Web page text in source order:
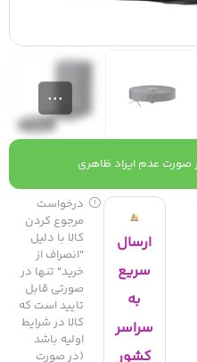
ارسال
سریع
به
سراسر
کشور
درخواست
مرجوع کردن
کالا با دلیل
"انصراف از
خرید" تنها در
صورتی قابل
تایید است که
کالا در شرایط
اولیه باشد
(در صورت